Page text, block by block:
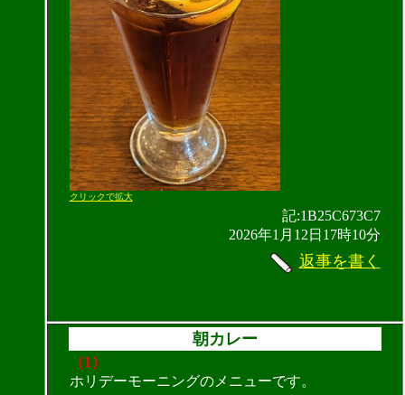
クリックで拡大
記:1B25C673C7
2026年1月12日17時10分
返事を書く
朝カレー
（1）
ホリデーモーニングのメニューです。